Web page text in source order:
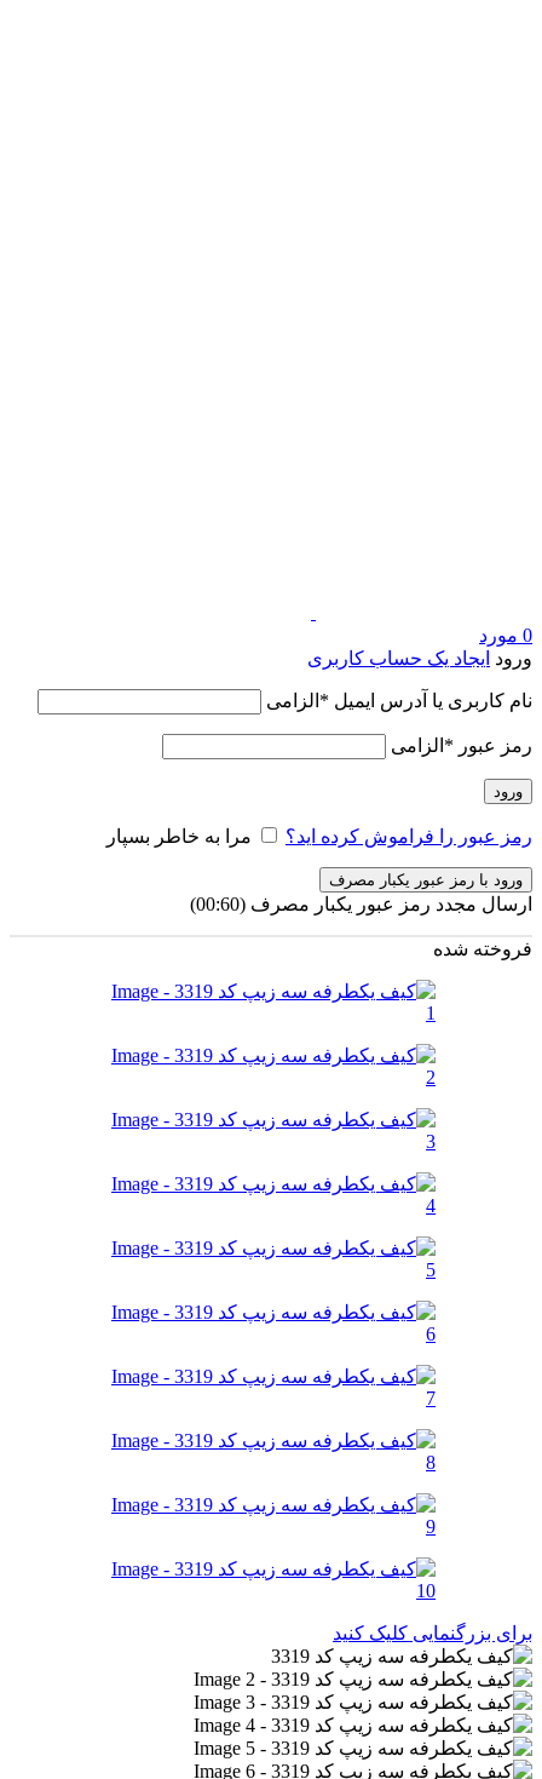
0 مورد
ورود ایجاد یک حساب کاربری
نام کاربری یا آدرس ایمیل * الزامی
رمز عبور * الزامی
ورود
رمز عبور را فراموش کرده اید؟ مرا به خاطر بسپار
ورود با رمز عبور یکبار مصرف
ارسال مجدد رمز عبور یکبار مصرف (00:
60
)
فروخته شده
برای بزرگنمایی کلیک کنید